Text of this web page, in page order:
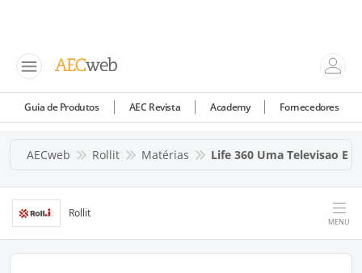
Guia de Produtos AEC Revista Academy Fornecedores
AECweb Rollit Matérias Life 360 Uma Televisao E
Rollit
MENU